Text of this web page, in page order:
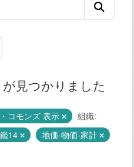
見つかりました
コモンズ 表示
組織:
14
地価-物価-家計